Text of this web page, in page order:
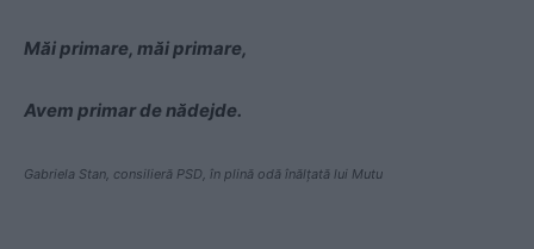
Măi primare, măi primare,
Avem primar de nădejde.
Gabriela Stan, consilieră PSD, în plină odă înălțată lui Mutu